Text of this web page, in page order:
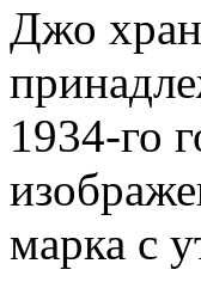
Джо
1934-го
марка с